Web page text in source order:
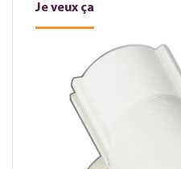
Je veux ça